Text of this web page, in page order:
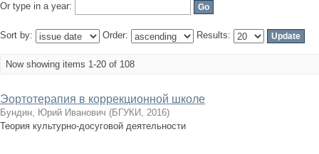
Or type in a year:
Sort by: Order: Results:
Now showing items 1-20 of 108
Эортотерапия в коррекционной школе
Бундин, Юрий Иванович (БГУКИ, 2016)
Теория культурно-досуговой деятельности